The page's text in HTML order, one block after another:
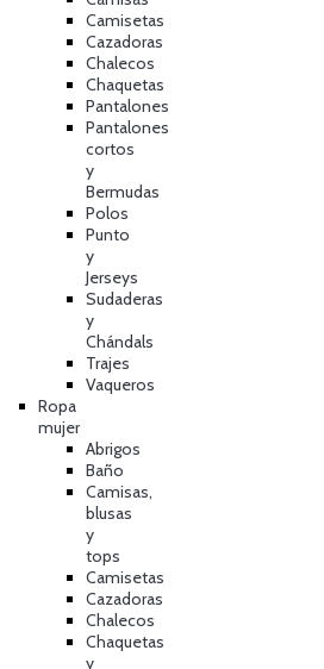
Camisetas
Cazadoras
Chalecos
Chaquetas
Pantalones
Pantalones
cortos
y
Bermudas
Polos
Punto
y
Jerseys
Sudaderas
y
Chándals
Trajes
Vaqueros
Ropa
mujer
Abrigos
Baño
Camisas,
blusas
y
tops
Camisetas
Cazadoras
Chalecos
Chaquetas
y